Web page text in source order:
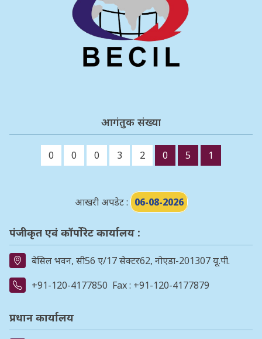
आगंतुक संख्या
0 0 0 3 2 0 5 1
आखरी अपडेट : 06-08-2026
पंजीकृत एवं कॉर्पोरेट कार्यालय :
बेसिल भवन, सी56 ए/17 सेक्टर62, नोएडा-201307 यू.पी.
+91-120-4177850 Fax : +91-120-4177879
प्रधान कार्यालय